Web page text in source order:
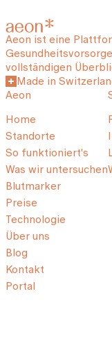
Aeon ist eine
vollständigen
Made in
Aeon
Home
Standorte
So funktioniert's
Was wir untersuchen
Blutmarker
Preise
Technologie
Über uns
Blog
Kontakt
Portal